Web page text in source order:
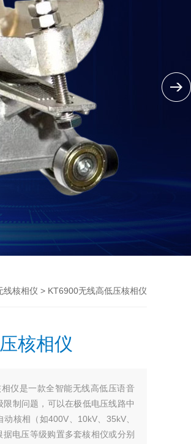
线核相仪 > KT6900无线高低压核相仪
核相仪
仪是一款全智能无线高低压语音
制问题，可以在极低电压线路中
核相（如400V、10kV、35kV、
电压等级购置多套核相仪或分别